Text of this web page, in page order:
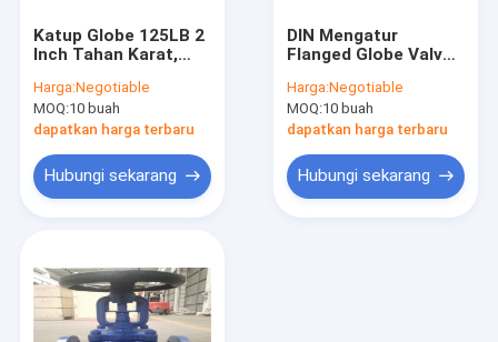
Angkat Katup Periksa
Katup Proteksi Kebakaran
Katup Air Kuningan
Katup Globe 125LB 2
Inch Tahan Karat,
Roda Besi Cor
Harga:Negotiable
MOQ:10 buah
dapatkan harga terbaru
Hubungi sekarang
DIN Mengatur
Flanged Globe Valve
Tahan Karat
Harga:Negotiable
MOQ:10 buah
dapatkan harga terbaru
Hubungi sekarang